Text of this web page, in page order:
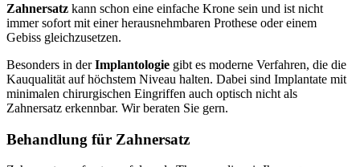
Zahnersatz kann schon eine einfache Krone sein und ist nicht
immer sofort mit einer herausnehmbaren Prothese oder einem
Gebiss gleichzusetzen.
Besonders in derImplantologie gibt es moderne Verfahren, die die
Kauqualität auf höchstem Niveau halten. Dabei sind Implantate mit
minimalen chirurgischen Eingriffen auch optisch nicht als
Zahnersatz erkennbar. Wir beraten Sie gern.
Behandlung für Zahnersatz